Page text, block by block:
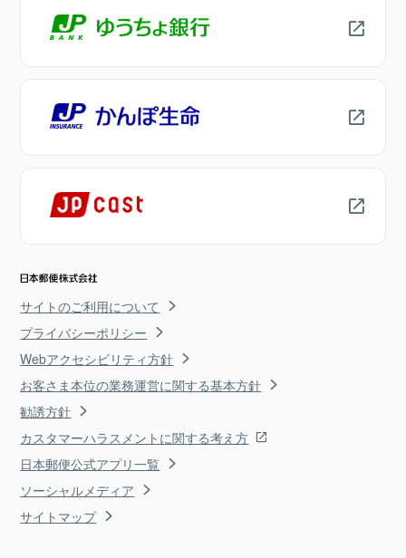
サイトのご利用について
プライバシーポリシー
Webアクセシビリティ方針
お客さま本位の業務運営に関する基本方針
勧誘方針
カスタマーハラスメントに関する考え方
日本郵便公式アプリ一覧
ソーシャルメディア
サイトマップ